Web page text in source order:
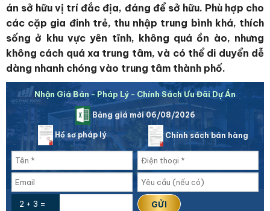
án sở hữu vị trí đắc địa, đáng để sở hữu. Phù hợp cho
các cặp gia đinh trẻ, thu nhập trung bình khá, thích
sống ở khu vực yên tĩnh, không quá ồn ào, nhưng
không cách quá xa trung tâm, và có thể di duyển dễ
dàng nhanh chóng vào trung tâm thành phố.
Nhận Giá Bán - Pháp Lý - Chính Sách Ưu Đãi Dự Án
Bảng giá mới 06/08/2026
Hồ sơ pháp lý Chính sách bán hàng
2 + 3 =